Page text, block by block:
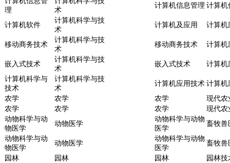
理
术
计算机信息管理 计算机
计算机软件
计算机科学与技
术
计算机及应用 计算机
移动商务技术
计算机科学与技
术
移动商务技术 计算机
嵌入式技术
计算机科学与技
术
嵌入式技术
计算机
计算机科学与
技术
计算机科学与技
术
计算机应用技术 计算机
农学
农学 农学
现代农
农学
农学 农学
现代农
动物科学与动
物医学
动物医学
动物科学与动物
医学
畜牧兽
动物科学与动
物医学
动物医学
动物科学与动物
医学
畜牧兽
园林
园林 园林
园林技